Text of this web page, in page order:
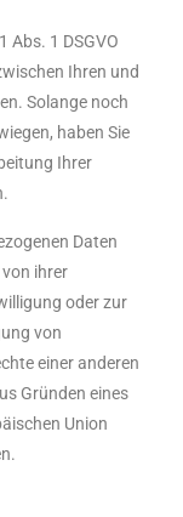
Abs. 1 DSGVO
Ihren und
Solange noch
haben Sie
Ihrer
Daten
ihrer
oder zur
von
einer anderen
Gründen eines
Union